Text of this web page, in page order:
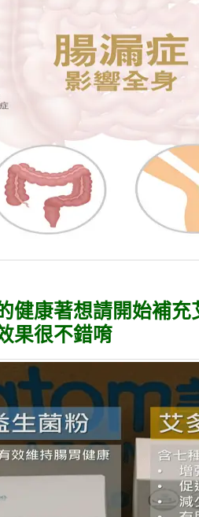
健康著想請開始補充
果很不錯唷